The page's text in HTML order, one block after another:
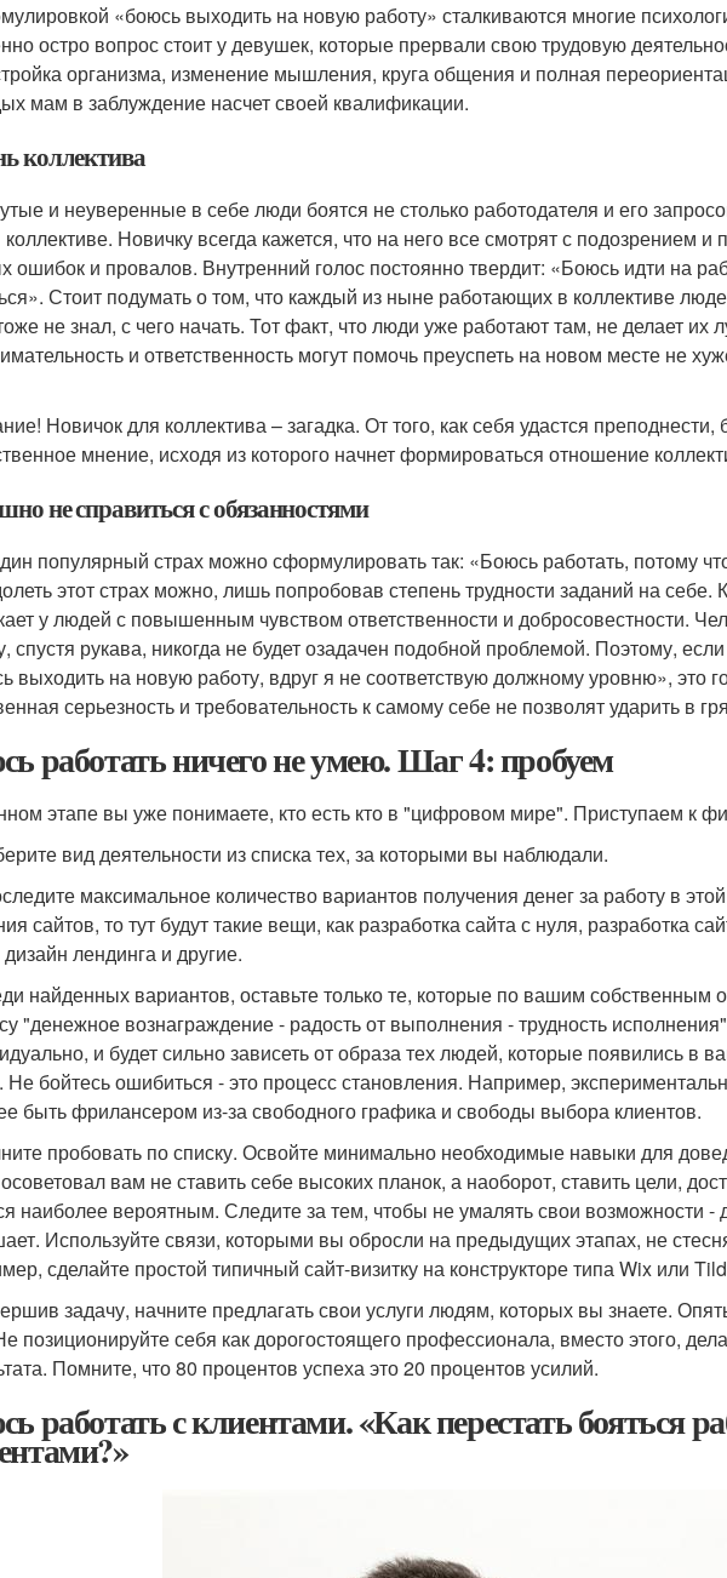
«боюсь выходить на новую работу» сталкиваются многие
остро вопрос стоит у девушек, которые прервали свою трудовую
организма, изменение мышления, круга общения и полная
мам в заблуждение насчет своей квалификации.
коллектива
и неуверенные в себе люди боятся не столько работодателя и его
Новичку всегда кажется, что на него все смотрят с подозрением
ошибок и провалов. Внутренний голос постоянно твердит: «Боюсь идти на
Стоит подумать о том, что каждый из ныне работающих в коллективе
не знал, с чего начать. Тот факт, что люди уже работают там, не делает
и ответственность могут помочь преуспеть на новом месте не
Новичок для коллектива – загадка. От того, как себя удастся преподнести,
мнение, исходя из которого начнет формироваться отношение
не справиться с обязанностями
популярный страх можно сформулировать так: «Боюсь работать, потому
этот страх можно, лишь попробовав степень трудности заданий на себе.
у людей с повышенным чувством ответственности и добросовестности.
спустя рукава, никогда не будет озадачен подобной проблемой. Поэтому,
выходить на новую работу, вдруг я не соответствую должному уровню», это
серьезность и требовательность к самому себе не позволят ударить в
работать ничего не умею. Шаг 4: пробуем
этапе вы уже понимаете, кто есть кто в "цифровом мире". Приступаем к
вид деятельности из списка тех, за которыми вы наблюдали.
максимальное количество вариантов получения денег за работу в
сайтов, то тут будут такие вещи, как разработка сайта с нуля, разработка
лендинга и другие.
найденных вариантов, оставьте только те, которые по вашим
"денежное вознаграждение - радость от выполнения - трудность
и будет сильно зависеть от образа тех людей, которые появились в
Не бойтесь ошибиться - это процесс становления. Например,
быть фрилансером из-за свободного графика и свободы выбора клиентов.
пробовать по списку. Освойте минимально необходимые навыки для
вам не ставить себе высоких планок, а наоборот, ставить цели,
наиболее вероятным. Следите за тем, чтобы не умалять свои возможности -
Используйте связи, которыми вы обросли на предыдущих этапах, не
сделайте простой типичный сайт-визитку на конструкторе типа Wix или
задачу, начните предлагать свои услуги людям, которых вы знаете.
позиционируйте себя как дорогостоящего профессионала, вместо этого,
Помните, что 80 процентов успеха это 20 процентов усилий.
работать с клиентами. «Как перестать бояться